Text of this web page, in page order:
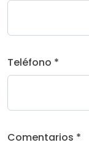
Teléfono *
Comentarios *